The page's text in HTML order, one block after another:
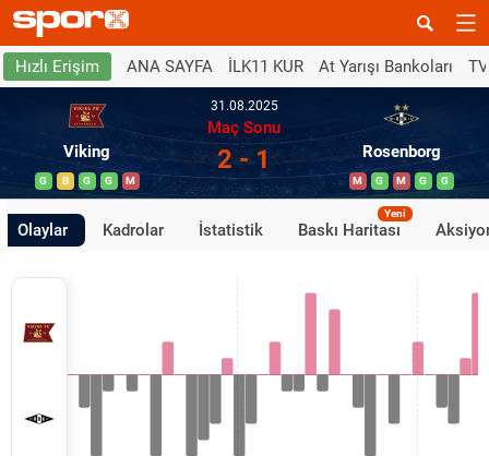
Hızlı Erişim ANA SAYFA İLK11 KUR At Yarışı Bankoları
Viking
G B G G M
31.08.2025
Maç Sonu
2 - 1 Rosenborg
M G M G G
Olaylar Kadrolar İstatistik Baskı Haritası
Yeni